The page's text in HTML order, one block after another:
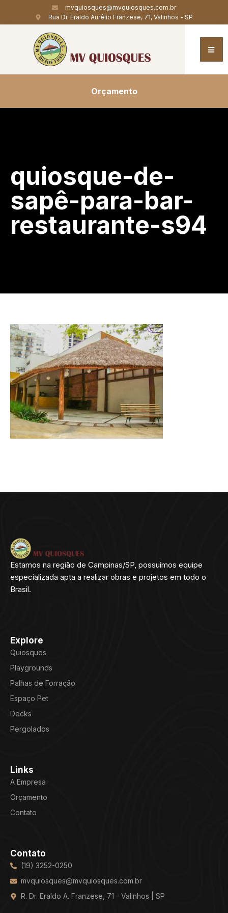
mvquiosques@mvquiosques.com.br
Rua Dr. Eraldo Aurélio Franzese, 71, Valinhos - SP
Orçamento
quiosque-de-
sapê-para-bar-
restaurante-s94
Estamos na região de Campinas/SP, possuímos equipe
especializada apta a realizar obras e projetos em todo o
Brasil.
Explore
Quiosques
Playgrounds
Palhas de Forração
Espaço Pet
Decks
Pergolados
Links
A Empresa
Orçamento
Contato
Contato
(19) 3252-0250
mvquiosques@mvquiosques.com.br
R. Dr. Eraldo A. Franzese, 71 - Valinhos | SP